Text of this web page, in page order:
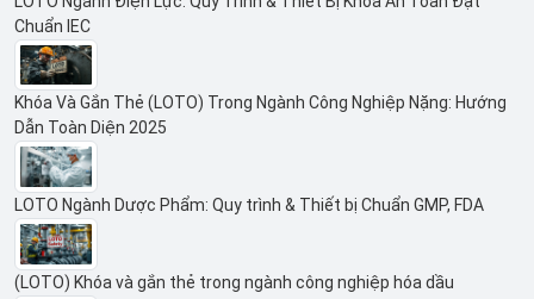
Chuẩn IEC
Khóa Và Gắn Thẻ (LOTO) Trong Ngành Công Nghiệp Nặng: Hướng
Dẫn Toàn Diện 2025
LOTO Ngành Dược Phẩm: Quy trình & Thiết bị Chuẩn GMP, FDA
(LOTO) Khóa và gắn thẻ trong ngành công nghiệp hóa dầu